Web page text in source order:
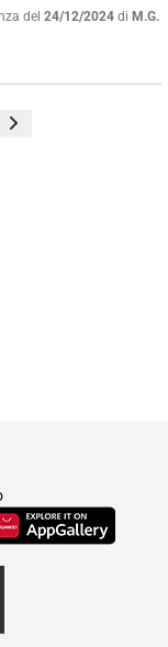
del 24/12/2024 di M.G.
scheda)
apre in una nuova